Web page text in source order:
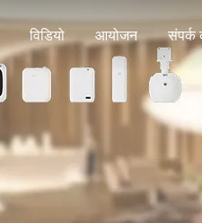
विडियो आयोजन संपर्क